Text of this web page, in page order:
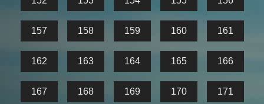
157 158 159 160 161
162 163 164 165 166
167 168 169 170 171